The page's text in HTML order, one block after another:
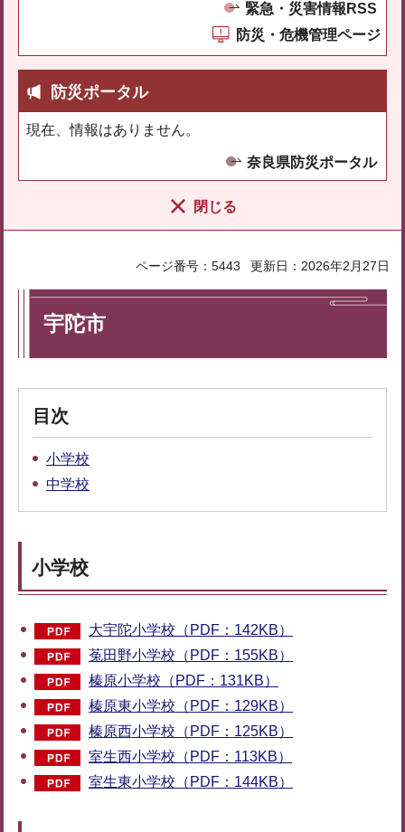
緊急・災害情報RSS
防災・危機管理ページ
防災ポータル
現在、情報はありません。
奈良県防災ポータル
閉じる
ページ番号：5443 更新日：2026年2月27日
宇陀市
目次
小学校
中学校
小学校
大宇陀小学校（PDF：142KB）
菟田野小学校（PDF：155KB）
榛原小学校（PDF：131KB）
榛原東小学校（PDF：129KB）
榛原西小学校（PDF：125KB）
室生西小学校（PDF：113KB）
室生東小学校（PDF：144KB）